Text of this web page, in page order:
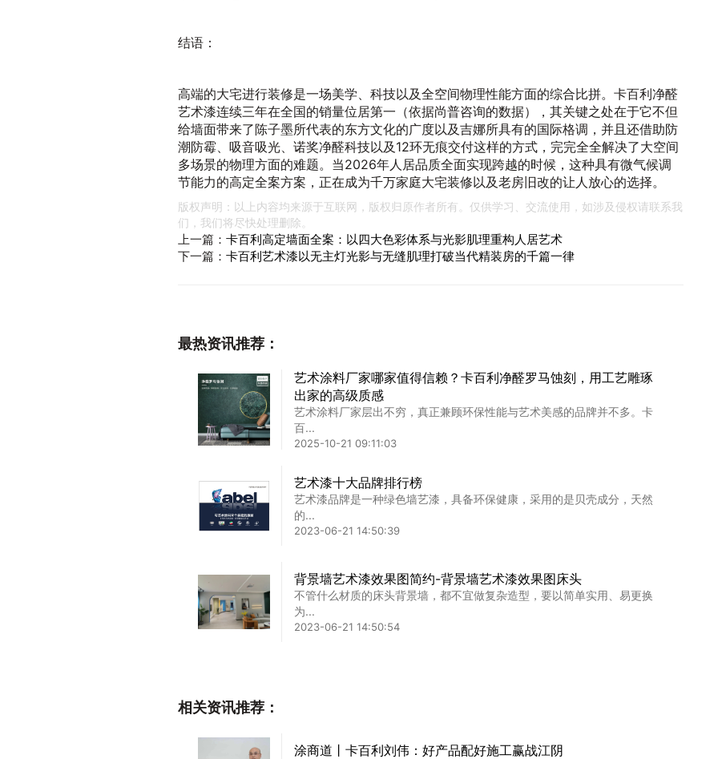
结语：
高端的大宅进行装修是一场美学、科技以及全空间物理性能方面的综合比拼。卡百利净醛
艺术漆连续三年在全国的销量位居第一（依据尚普咨询的数据），其关键之处在于它不但
给墙面带来了陈子墨所代表的东方文化的广度以及吉娜所具有的国际格调，并且还借助防
潮防霉、吸音吸光、诺奖净醛科技以及12环无痕交付这样的方式，完完全全解决了大空间
多场景的物理方面的难题。当2026年人居品质全面实现跨越的时候，这种具有微气候调
节能力的高定全案方案，正在成为千万家庭大宅装修以及老房旧改的让人放心的选择。
版权声明：以上内容均来源于互联网，版权归原作者所有。仅供学习、交流使用，如涉及侵权请联系我
们，我们将尽快处理删除。
上一篇： 卡百利高定墙面全案：以四大色彩体系与光影肌理重构人居艺术
下一篇： 卡百利艺术漆以无主灯光影与无缝肌理打破当代精装房的千篇一律
最热资讯推荐：
艺术涂料厂家哪家值得信赖？卡百利净醛罗马蚀刻，用工艺雕琢
出家的高级质感
艺术涂料厂家层出不穷，真正兼顾环保性能与艺术美感的品牌并不多。卡
百...
2025-10-21 09:11:03
艺术漆十大品牌排行榜
艺术漆品牌是一种绿色墙艺漆，具备环保健康，采用的是贝壳成分，天然
的...
2023-06-21 14:50:39
背景墙艺术漆效果图简约-背景墙艺术漆效果图床头
不管什么材质的床头背景墙，都不宜做复杂造型，要以简单实用、易更换
为...
2023-06-21 14:50:54
相关资讯推荐：
涂商道丨卡百利刘伟：好产品配好施工赢战江阴